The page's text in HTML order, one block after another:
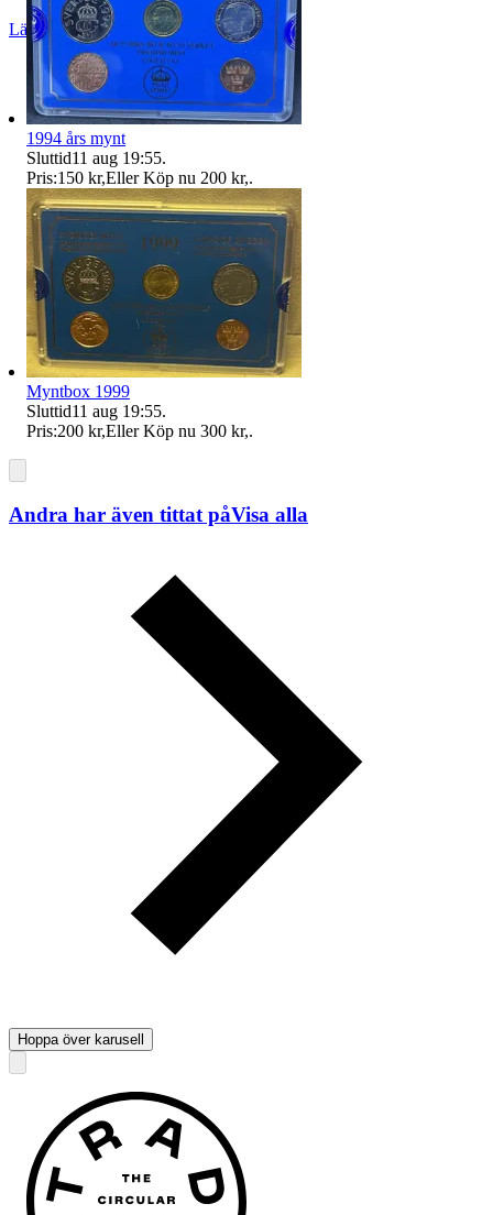
Läs omdömen
1994 års mynt
Sluttid11 aug 19:55.
Pris:150 kr,Eller Köp nu 200 kr,.
Myntbox 1999
Sluttid11 aug 19:55.
Pris:200 kr,Eller Köp nu 300 kr,.
Andra har även tittat påVisa alla
Hoppa över karusell